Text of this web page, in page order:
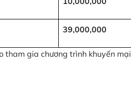
39,000,000
tham gia chương trình khuyến mại